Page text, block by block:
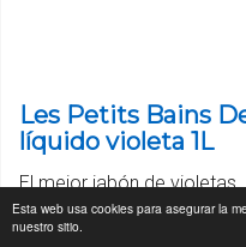
Esta web usa cookies para asegurar la
nuestro sitio.
Les Petits Bains
líquido violeta 1L
El mejor jabón de violetas